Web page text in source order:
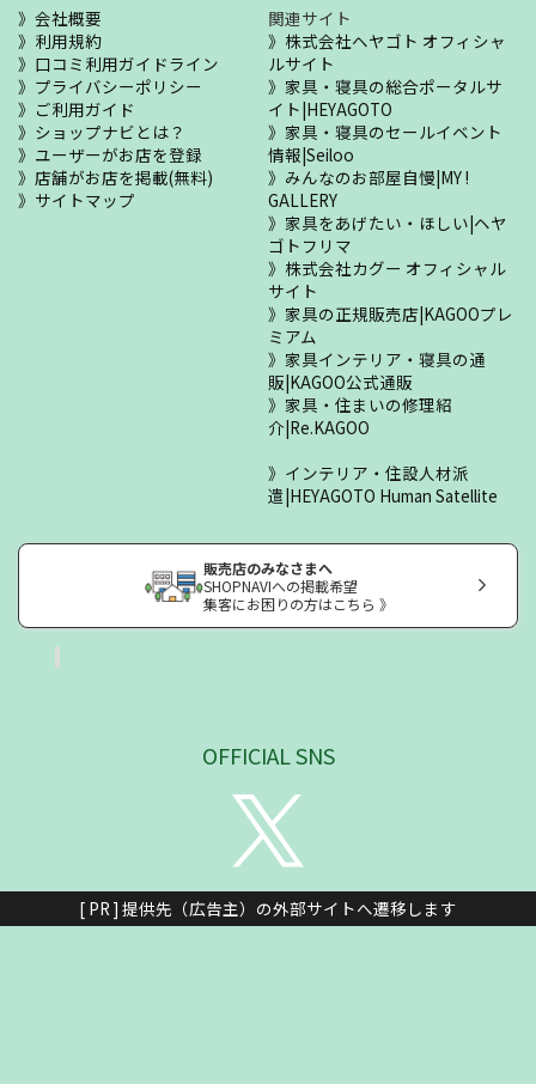
会社概要
利用規約
口コミ利用ガイドライン
プライバシーポリシー
ご利用ガイド
ショップナビとは？
ユーザーがお店を登録
店舗がお店を掲載(無料)
サイトマップ
関連サイト
株式会社ヘヤゴト オフィシャ
ルサイト
家具・寝具の総合ポータルサ
イト|HEYAGOTO
家具・寝具のセールイベント
情報|Seiloo
みんなのお部屋自慢|MY !
GALLERY
家具をあげたい・ほしい|ヘヤ
ゴトフリマ
株式会社カグー オフィシャル
サイト
家具の正規販売店|KAGOOプレ
ミアム
家具インテリア・寝具の通
販|KAGOO公式通販
家具・住まいの修理紹
介|Re.KAGOO
インテリア・住設人材派
遣|HEYAGOTO Human Satellite
販売店のみなさまへ
SHOPNAVIへの掲載希望
集客にお困りの方はこちら 》
OFFICIAL SNS
[ PR ] 提供先（広告主）の外部サイトへ遷移します